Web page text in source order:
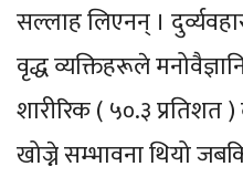
सल्लाह लिएनन् ।
वृद्ध व्यक्तिहरूले
शारीरिक ( ५०.३ प्रतिशत )
खोज्ने सम्भावना थियो